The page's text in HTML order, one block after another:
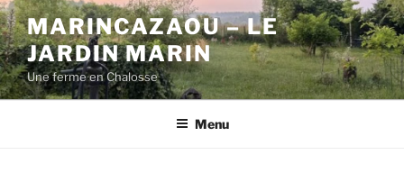
Aller
au
contenu
principal
MARINCAZAOU – LE
JARDIN MARIN
Une ferme en Chalosse
Menu